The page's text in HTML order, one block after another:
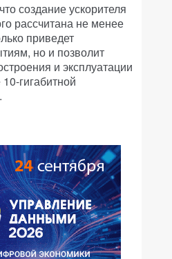
создание ускорителя
рассчитана не менее
приведет
но и позволит
и эксплуатации
гигабитной